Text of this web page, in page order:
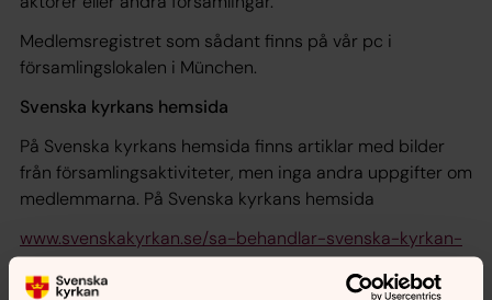
Medlemsregistret som sådant finns på vår pc i
församlingslokalen i München.
Svenska kyrkans hemsida
På Svenska kyrkans hemsida finns artiklar med bilder
från församlingsaktiviteter, men inga andra uppgifter om
medlemmarna. På Svenska kyrkans hemsida
www.svenskakyrkan.se/sa-behandlar-svenska-kyrkan-
dina-personuppgifter